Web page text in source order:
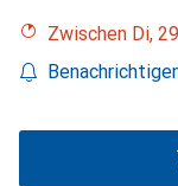
Zwischen Di,